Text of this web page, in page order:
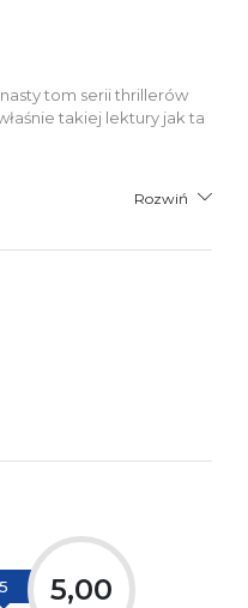
tom serii thrillerów
takiej lektury jak ta
Rozwiń
5
5,00